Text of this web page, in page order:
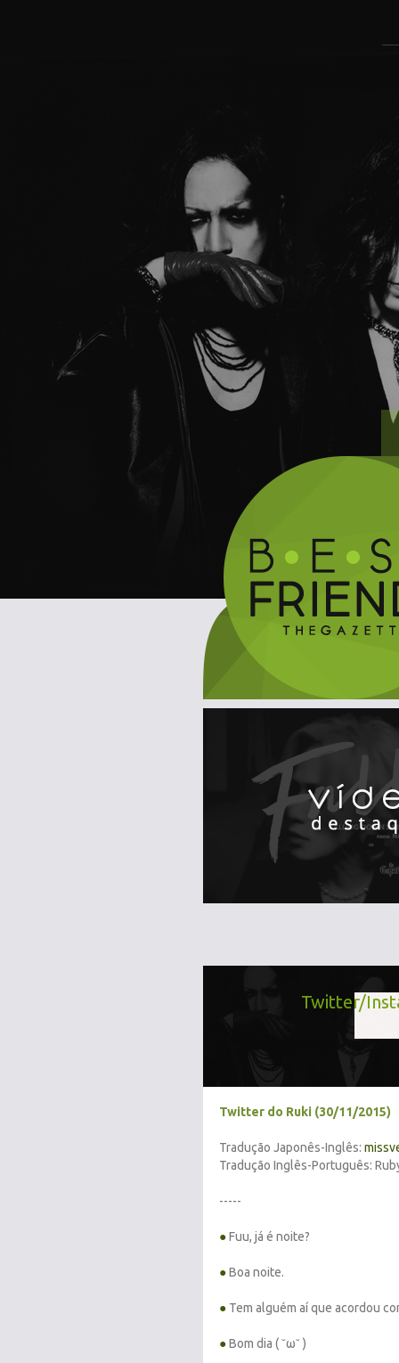
Twitter/
Twitter do Ruki (30/11/2015)
Tradução Japonês-Inglês:
Tradução Inglês-Português:
-----
●Fuu, já é noite?
●Boa noite.
● Tem alguém aí que acordou
●Bom dia ( ˘ω˘ )